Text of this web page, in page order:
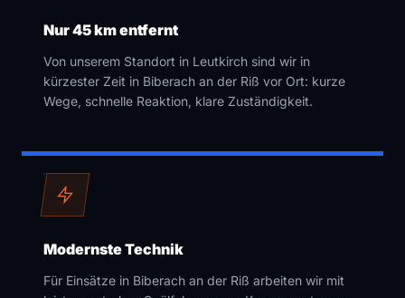
Nur 45 km entfernt
Von unserem Standort in Leutkirch sind wir in
kürzester Zeit in Biberach an der Riß vor Ort: kurze
Wege, schnelle Reaktion, klare Zuständigkeit.
Modernste Technik
Für Einsätze in Biberach an der Riß arbeiten wir mit